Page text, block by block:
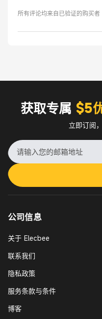
所有评论均来自已验证的购买者
获取专属 $5
立即订阅
公司信息
关于 Elecbee
联系我们
隐私政策
服务条款与条件
博客